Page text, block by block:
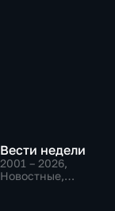
Вести недели
2001 – 2026,
Новостные,